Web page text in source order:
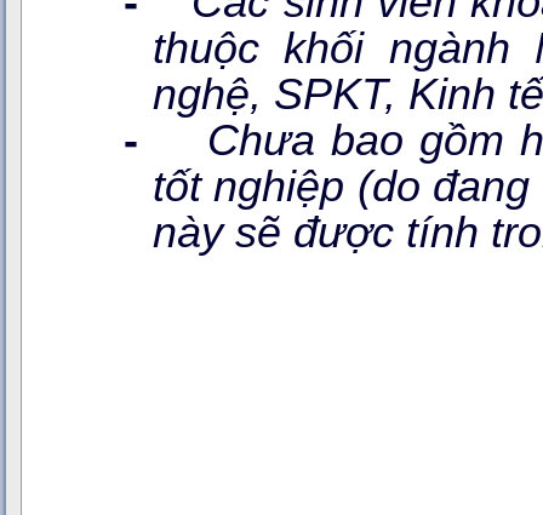
thuộc khối ngành
nghệ, SPKT, Kinh
-
Chưa bao gồm
tốt nghiệp (do
này sẽ được tính